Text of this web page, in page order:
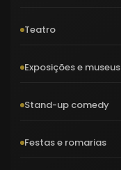
Teatro
Exposições e museus
Stand-up comedy
Festas e romarias